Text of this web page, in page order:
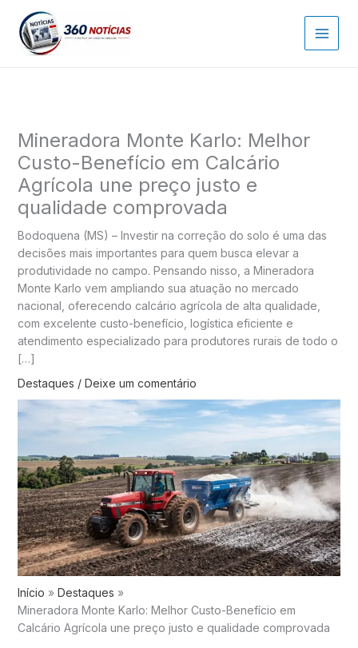
para
conteúdo
Mineradora Monte Karlo: Melhor
Custo-Benefício em Calcário
Agrícola une preço justo e
qualidade comprovada
Bodoquena (MS) – Investir na correção do solo é uma das
decisões mais importantes para quem busca elevar a
produtividade no campo. Pensando nisso, a Mineradora
Monte Karlo vem ampliando sua atuação no mercado
nacional, oferecendo calcário agrícola de alta qualidade,
com excelente custo-benefício, logística eficiente e
atendimento especializado para produtores rurais de todo o
[…]
Destaques / Deixe um comentário
Início
Destaques
Mineradora Monte Karlo: Melhor Custo-Benefício em
Calcário Agrícola une preço justo e qualidade comprovada